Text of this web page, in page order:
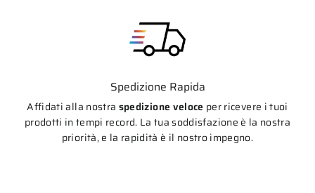
Spedizione Rapida
Affidati alla nostra spedizione veloce per ricevere i tuoi
prodotti in tempi record. La tua soddisfazione è la nostra
priorità, e la rapidità è il nostro impegno.